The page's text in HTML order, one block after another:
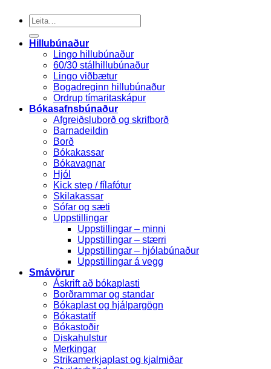
Search
for:
Hillubúnaður
Lingo hillubúnaður
60/30 stálhillubúnaður
Lingo viðbætur
Bogadreginn hillubúnaður
Ordrup tímaritaskápur
Bókasafnsbúnaður
Afgreiðsluborð og skrifborð
Barnadeildin
Borð
Bókakassar
Bókavagnar
Hjól
Kick step / fílafótur
Skilakassar
Sófar og sæti
Uppstillingar
Uppstillingar – minni
Uppstillingar – stærri
Uppstillingar – hjólabúnaður
Uppstillingar á vegg
Smávörur
Áskrift að bókaplasti
Borðrammar og standar
Bókaplast og hjálpargögn
Bókastatíf
Bókastoðir
Diskahulstur
Merkingar
Strikamerkjaplast og kjalmiðar